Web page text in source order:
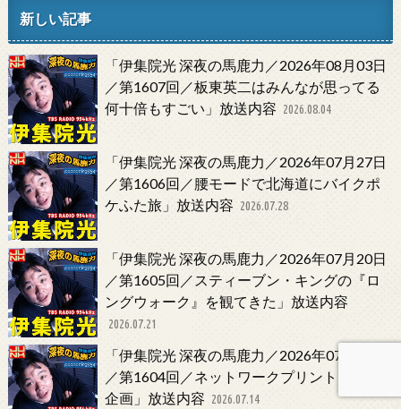
新しい記事
「伊集院光 深夜の馬鹿力／2026年08月03日
／第1607回／板東英二はみんなが思ってる
何十倍もすごい」放送内容 2026.08.04
「伊集院光 深夜の馬鹿力／2026年07月27日
／第1606回／腰モードで北海道にバイクポ
ケふた旅」放送内容 2026.07.28
「伊集院光 深夜の馬鹿力／2026年07月20日
／第1605回／スティーブン・キングの『ロ
ングウォーク』を観てきた」放送内容
2026.07.21
「伊集院光 深夜の馬鹿力／2026年07月13日
／第1604回／ネットワークプリントで実験
企画」放送内容 2026.07.14